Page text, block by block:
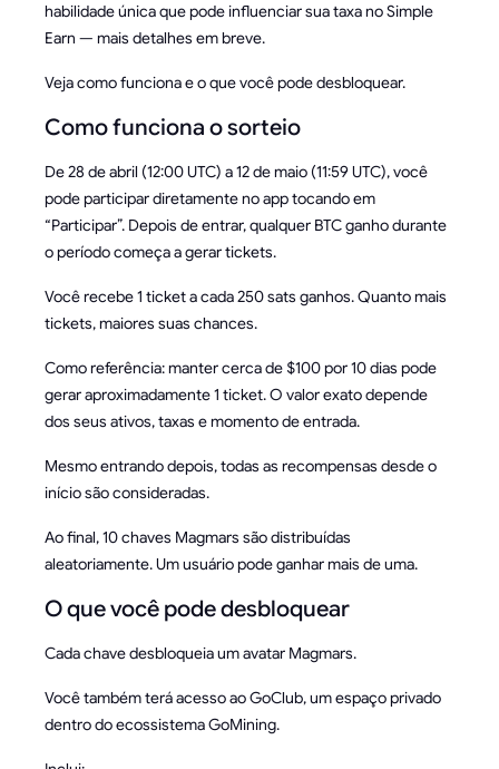
habilidade única que pode influenciar sua taxa no Simple
Earn — mais detalhes em breve.
Veja como funciona e o que você pode desbloquear.
Como funciona o sorteio
De 28 de abril (12:00 UTC) a 12 de maio (11:59 UTC), você
pode participar diretamente no app tocando em
“Participar”. Depois de entrar, qualquer BTC ganho durante
o período começa a gerar tickets.
Você recebe 1 ticket a cada 250 sats ganhos. Quanto mais
tickets, maiores suas chances.
Como referência: manter cerca de $100 por 10 dias pode
gerar aproximadamente 1 ticket. O valor exato depende
dos seus ativos, taxas e momento de entrada.
Mesmo entrando depois, todas as recompensas desde o
início são consideradas.
Ao final, 10 chaves Magmars são distribuídas
aleatoriamente. Um usuário pode ganhar mais de uma.
O que você pode desbloquear
Cada chave desbloqueia um avatar Magmars.
Você também terá acesso ao GoClub, um espaço privado
dentro do ecossistema GoMining.